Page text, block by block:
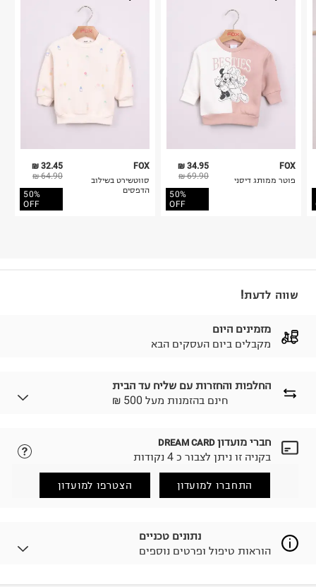
32.45 ₪
64.90 ₪
50%
OFF
FOX
סווטשירט בשילוב
הדפסים
34.95 ₪
69.90 ₪
50%
OFF
FOX
פוטר ממותג דיסני
שווה לדעת!
מזמינים היום
מקבלים ביום העסקים הבא
החלפות והחזרות עם שליח עד הבית
₪ חינם בהזמנות מעל 500
לבחירת בשיטת המשלוח המתאימה לכם,
הזמנתם והתחרטתם?
(במקום ב-19.9 ₪) לזמן מוגבל! חינם בהזמנות מעל 500 ₪.
למידע נא ללחוץ כאן
.
לפני החזרת החבילה, חשוב להדביק את מדבקת הגוביינא על
פריטים שבירים יש להחזיר עם שליח דרך ממשק ההחזרות
חברי מועדון DREAM CARD
בקניה זו ניתן לצבור כ 4 נקודות
התחברו למועדון הצטרפו למועדון
נתונים טכניים
הוראות טיפול ופרטים נוספים